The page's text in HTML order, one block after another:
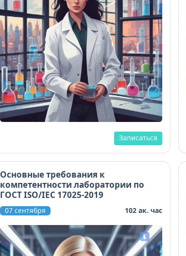
Записаться
Основные требования к
компетентности лаборатории по
ГОСТ ISO/IEC 17025-2019
07 сентября 102 ак. час